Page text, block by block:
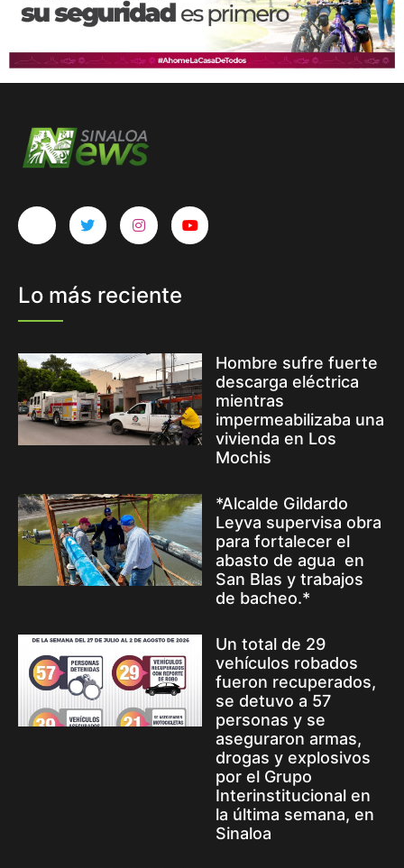
Lo más reciente
Hombre sufre fuerte
descarga eléctrica
mientras
impermeabilizaba una
vivienda en Los
Mochis
*Alcalde Gildardo
Leyva supervisa obra
para fortalecer el
abasto de agua en
San Blas y trabajos
de bacheo.*
Un total de 29
vehículos robados
fueron recuperados,
se detuvo a 57
personas y se
aseguraron armas,
drogas y explosivos
por el Grupo
Interinstitucional en
la última semana, en
Sinaloa